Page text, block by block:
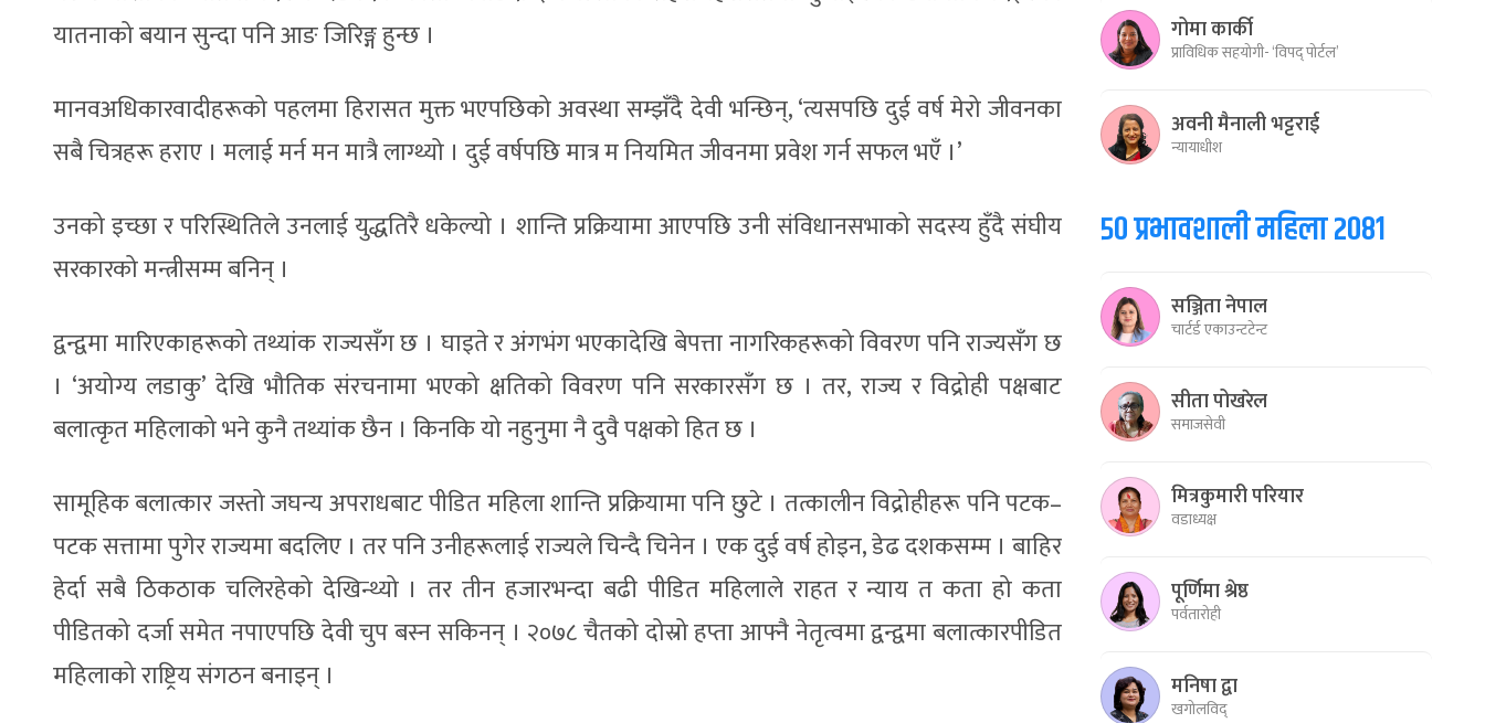
यातनाको बयान सुन्दा पनि आङ जिरिङ्ग हुन्छ ।
मानवअधिकारवादीहरूको पहलमा हिरासत मुक्त भएपछिको अवस्था सम्झँदै देवी भन्छिन्, ‘त्यसपछि दुई वर्ष मेरो जीवनका
सबै चित्रहरू हराए । मलाई मर्न मन मात्रै लाग्थ्यो । दुई वर्षपछि मात्र म नियमित जीवनमा प्रवेश गर्न सफल भएँ ।’
उनको इच्छा र परिस्थितिले उनलाई युद्धतिरै धकेल्यो । शान्ति प्रक्रियामा आएपछि उनी संविधानसभाको सदस्य हुँदै संघीय
सरकारको मन्त्रीसम्म बनिन् ।
द्वन्द्वमा मारिएकाहरूको तथ्यांक राज्यसँग छ । घाइते र अंगभंग भएकादेखि बेपत्ता नागरिकहरूको विवरण पनि राज्यसँग छ
। ‘अयोग्य लडाकु’ देखि भौतिक संरचनामा भएको क्षतिको विवरण पनि सरकारसँग छ । तर, राज्य र विद्रोही पक्षबाट
बलात्कृत महिलाको भने कुनै तथ्यांक छैन । किनकि यो नहुनुमा नै दुवै पक्षको हित छ ।
सामूहिक बलात्कार जस्तो जघन्य अपराधबाट पीडित महिला शान्ति प्रक्रियामा पनि छुटे । तत्कालीन विद्रोहीहरू पनि पटक–
पटक सत्तामा पुगेर राज्यमा बदलिए । तर पनि उनीहरूलाई राज्यले चिन्दै चिनेन । एक दुई वर्ष होइन, डेढ दशकसम्म । बाहिर
हेर्दा सबै ठिकठाक चलिरहेको देखिन्थ्यो । तर तीन हजारभन्दा बढी पीडित महिलाले राहत र न्याय त कता हो कता
पीडितको दर्जा समेत नपाएपछि देवी चुप बस्न सकिनन् । २०७८ चैतको दोस्रो हप्ता आफ्नै नेतृत्वमा द्वन्द्वमा बलात्कारपीडित
महिलाको राष्ट्रिय संगठन बनाइन् ।
गोमा कार्की
प्राविधिक सहयोगी- ‘विपद् पोर्टल’
अवनी मैनाली भट्टराई
न्यायाधीश
५० प्रभावशाली महिला २०८१
सञ्जिता नेपाल
चार्टर्ड एकाउन्टटेन्ट
सीता पोखरेल
समाजसेवी
मित्रकुमारी परियार
वडाध्यक्ष
पूर्णिमा श्रेष्ठ
पर्वतारोही
मनिषा द्वा
खगोलविद्